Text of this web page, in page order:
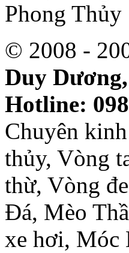
© 2008 -
Duy
Hotline:
Chuyên
thủy, Vòng
thừ, Vòng
Đá, Mèo
xe hơi, Móc